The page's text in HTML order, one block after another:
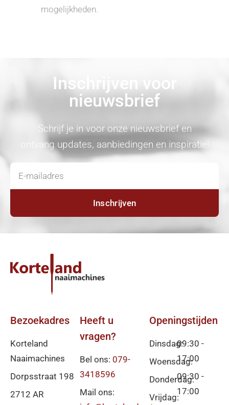
mogelijkheden.
Inschrijven voor
nieuwsbrief
Schrijf je in voor onze nieuwsbrief en
ontvang updates, aanbiedingen en inspiratie!
Inschrijven
Bezoekadres
Korteland
Naaimachines
Dorpsstraat 198
2712 AR
Heeft u
vragen?
Bel ons: 079-
3418596
Mail ons:
Openingstijden
Dinsdag:
Woensdag:
Donderdag:
Vrijdag:
09:30 -
17:00
09:30 -
17:00